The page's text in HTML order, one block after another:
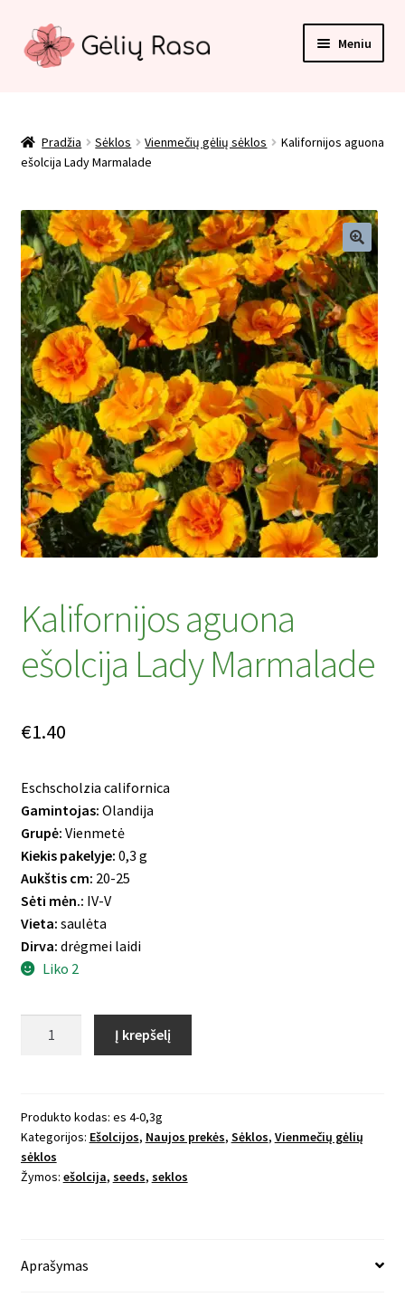
Pereiti
prie
Pereiti
prie
Meniu
Apmokėjimas
Kontaktai
Krepšelis
Paskyra
Pirkimo taisyklės
Privatumo politika
Tinklaraštis
Pradžia Sėklos Vienmečių gėlių sėklos
Kalifornijos aguona
ešolcija Lady Marmalade
Kalifornijos aguona
ešolcija Lady Marmalade
€1.40
Eschscholzia californica
Gamintojas: Olandija
Grupė: Vienmetė
Kiekis pakelyje: 0,3 g
Aukštis cm: 20-25
Sėti mėn.: IV-V
Vieta: saulėta
Dirva: drėgmei laidi
Liko 2
ešolcija
Lady
Marmalade
Į krepšelį
Produkto kodas: es 4-0,3g
Kategorijos: Ešolcijos, Naujos prekės, Sėklos, Vienmečių gėlių
sėklos
Žymos: ešolcija, seeds, seklos
Aprašymas